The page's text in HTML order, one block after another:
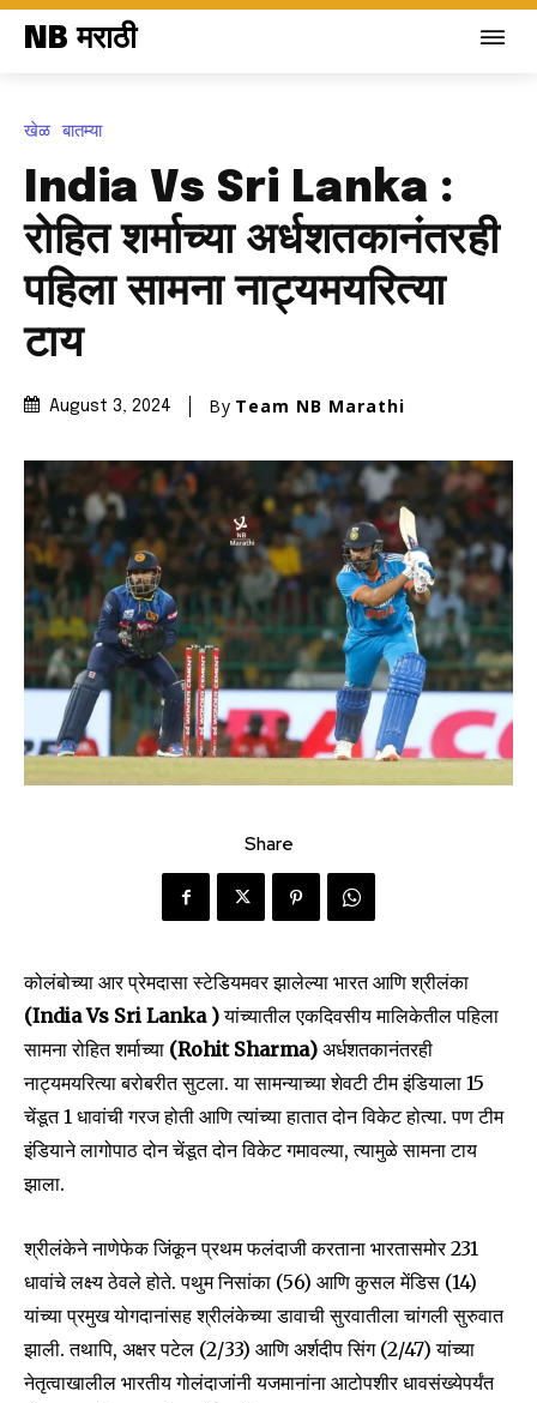
NB मराठी
खेळ बातम्या
India Vs Sri Lanka :
रोहित शर्माच्या अर्धशतकानंतरही
पहिला सामना नाट्यमयरित्या
टाय
August 3, 2024 By Team NB Marathi
Share
कोलंबोच्या आर प्रेमदासा स्टेडियमवर झालेल्या भारत आणि श्रीलंका
(India Vs Sri Lanka )यांच्यातील एकदिवसीय मालिकेतील पहिला
सामना रोहित शर्माच्या (Rohit Sharma) अर्धशतकानंतरही
नाट्यमयरित्या बरोबरीत सुटला. या सामन्याच्या शेवटी टीम इंडियाला 15
चेंडूत 1 धावांची गरज होती आणि त्यांच्या हातात दोन विकेट होत्या. पण टीम
इंडियाने लागोपाठ दोन चेंडूत दोन विकेट गमावल्या, त्यामुळे सामना टाय
झाला.
श्रीलंकेने नाणेफेक जिंकून प्रथम फलंदाजी करताना भारतासमोर 231
धावांचे लक्ष्य ठेवले होते. पथुम निसांका (56) आणि कुसल मेंडिस (14)
यांच्या प्रमुख योगदानांसह श्रीलंकेच्या डावाची सुरवातीला चांगली सुरुवात
झाली. तथापि, अक्षर पटेल (2/33) आणि अर्शदीप सिंग (2/47) यांच्या
नेतृत्वाखालील भारतीय गोलंदाजांनी यजमानांना आटोपशीर धावसंख्येपर्यंत